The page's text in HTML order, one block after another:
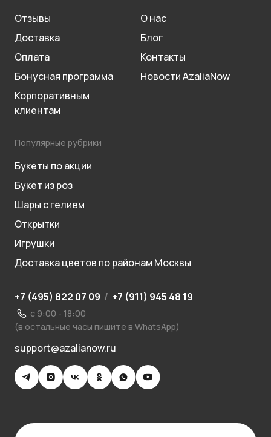
Отзывы
Доставка
Оплата
Бонусная программа
Корпоративным
клиентам
О нас
Блог
Контакты
Новости AzaliaNow
Популярные рубрики
Букеты по акции
Букет из роз
Шары с гелием
Открытки
Игрушки
Доставка цветов по районам Москвы
+7 (495) 822 07 09 / +7 (911) 945 48 19
с 9:00 - 18:00
(в остальные часы пишите в WhatsApp)
support@azalianow.ru